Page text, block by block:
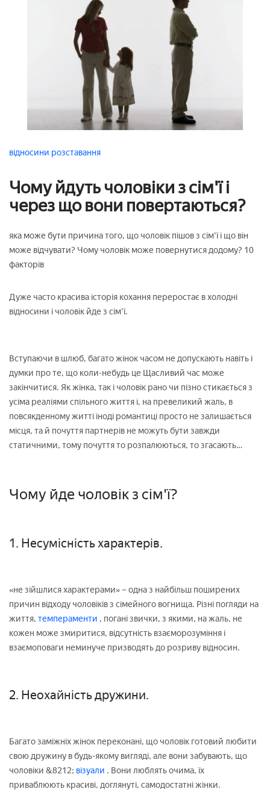
відносини розставання
Чому йдуть чоловіки з сім'ї і
через що вони повертаються?
яка може бути причина того, що чоловік пішов з сім'ї і що він
може відчувати? Чому чоловік може повернутися додому? 10
факторів
Дуже часто красива історія кохання переростає в холодні
відносини і чоловік йде з сім'ї.
Вступаючи в шлюб, багато жінок часом не допускають навіть і
думки про те, що коли-небудь це Щасливий час може
закінчитися. Як жінка, так і чоловік рано чи пізно стикається з
усіма реаліями спільного життя і, на превеликий жаль, в
повсякденному житті іноді романтиці просто не залишається
місця, та й почуття партнерів не можуть бути завжди
статичними, тому почуття то розпалюються, то згасають…
Чому йде чоловік з сім'ї?
1. Несумісність характерів.
«не зійшлися характерами» – одна з найбільш поширених
причин відходу чоловіків з сімейного вогнища. Різні погляди на
життя, темпераменти , погані звички, з якими, на жаль, не
кожен може змиритися, відсутність взаєморозуміння і
взаємоповаги неминуче призводять до розриву відносин.
2. Неохайність дружини.
Багато заміжніх жінок переконані, що чоловік готовий любити
свою дружину в будь-якому вигляді, але вони забувають, що
чоловіки &8212; візуали . Вони люблять очима, їх
приваблюють красиві, доглянуті, самодостатні жінки.